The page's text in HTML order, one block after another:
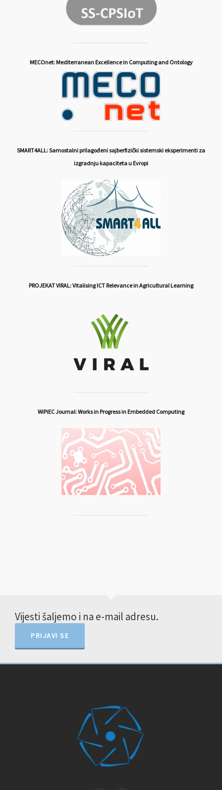
MECOnet: Mediterranean Excellence in Computing and Ontology
SMART4ALL: Samostalni prilagođeni sajberfizički sistemski eksperimenti za
izgradnju kapaciteta u Evropi
PROJEKAT VIRAL: Vitalising ICT Relevance in Agricultural Learning
WiPiEC Journal: Works in Progress in Embedded Computing
Vijesti šaljemo i na e-mail adresu.
PRIJAVI SE